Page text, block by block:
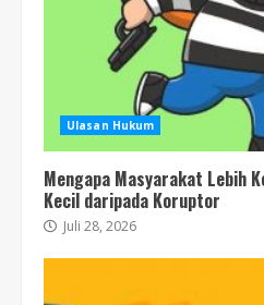
Ulasan Hukum
Mengapa Masyarakat Lebih
Kecil daripada Koruptor
Juli 28, 2026